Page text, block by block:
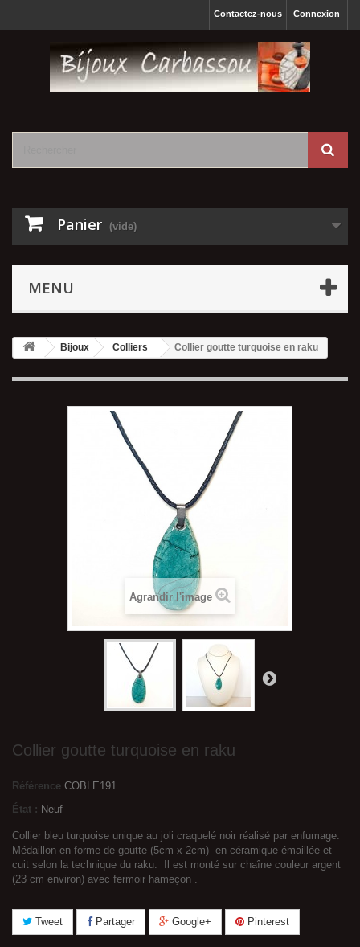
Connexion
Contactez-nous
Panier (vide)
MENU
Bijoux Colliers Collier goutte turquoise en raku
Agrandir l'image
Collier goutte turquoise en raku
Référence COBLE191
État : Neuf
Collier bleu turquoise unique au joli craquelé noir réalisé par enfumage.
Médaillon en forme de goutte (5cm x 2cm) en céramique émaillée et
cuit selon la technique du raku. Il est monté sur chaîne couleur argent
(23 cm environ) avec fermoir hameçon .
Tweet Partager Google+ Pinterest